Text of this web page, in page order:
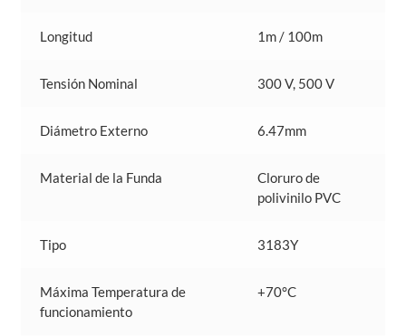
Longitud 1m / 100m
Tensión Nominal 300 V, 500 V
Diámetro Externo 6.47mm
Material de la Funda
Cloruro de
polivinilo PVC
Tipo 3183Y
Máxima Temperatura de
funcionamiento
+70°C